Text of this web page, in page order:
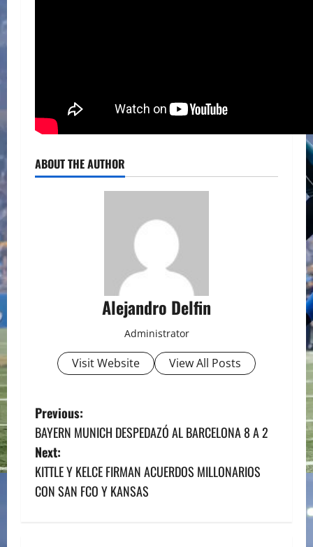
ABOUT THE AUTHOR
Alejandro Delfin
Administrator
Visit Website View All Posts
P
o
s
t
Previous:
BAYERN MUNICH DESPEDAZÓ AL BARCELONA 8 A 2
Next:
KITTLE Y KELCE FIRMAN ACUERDOS MILLONARIOS
CON SAN FCO Y KANSAS